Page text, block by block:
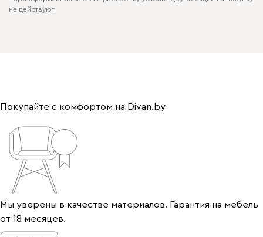
не действуют.
Покупайте с комфортом на Divan.by
Мы уверены в качестве материалов. Гарантия на мебель
от 18 месяцев.